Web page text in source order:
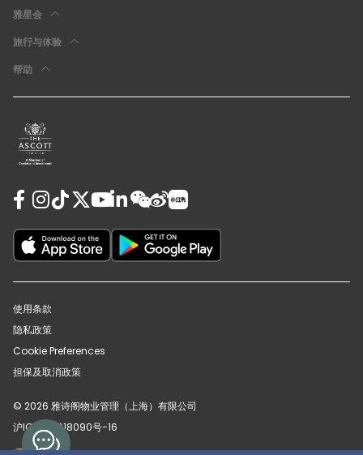
雅星会
旅行与体验
帮助
使用条款
隐私政策
Cookie Preferences
担保及取消政策
© 2026 雅诗阁物业管理（上海）有限公司
沪ICP备12018090号-16